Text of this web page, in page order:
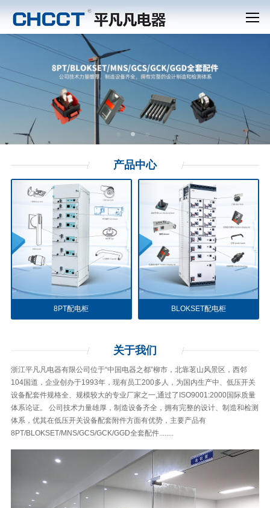
产品中心
8PT配电柜 BLOKSET配电柜
关于我们
浙江平凡凡电器有限公司位于“中国电器之都”柳市，北靠茗山风景区，西邻
104国道，企业创办于1993年，现有员工200多人，为国内生产中、低压开关
设备配套件规格全、规模较大的专业厂家之一,通过了ISO9001:2000国际质量
体系论证。 公司技术力量雄厚，制造设备齐全，拥有完整的设计、制造和检测
体系，优其在低压开关设备配套附件方面有优势，主要产品有
8PT/BLOKSET/MNS/GCS/GCK/GGD全套配件........